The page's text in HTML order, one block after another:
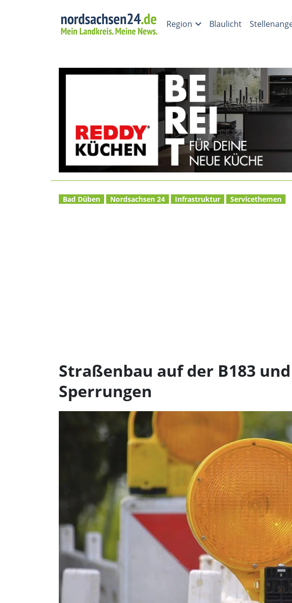
Straßenbau auf der B183 und
Region expand_more Blaulicht
Bad Düben Nordsachsen 24 Infrastruktur Servicethemen
Straßenbau auf der B183
Sperrungen